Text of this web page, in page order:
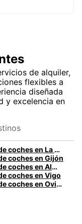
de alquiler,
flexibles a
diseñada
y excelencia en
Alquiler de coches en La Coruña
coches en Gijón
Alquiler de coches en Almería
coches en Vigo
Alquiler de coches en Oviedo